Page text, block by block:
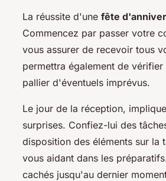
La réussite d'une fête
Commencez par passer votre
vous assurer de recevoir tous
permettra également de
pallier d'éventuels imprévus.
Le jour de la réception,
surprises. Confiez-lui des
disposition des éléments sur
vous aidant dans les
cachés jusqu'au dernier